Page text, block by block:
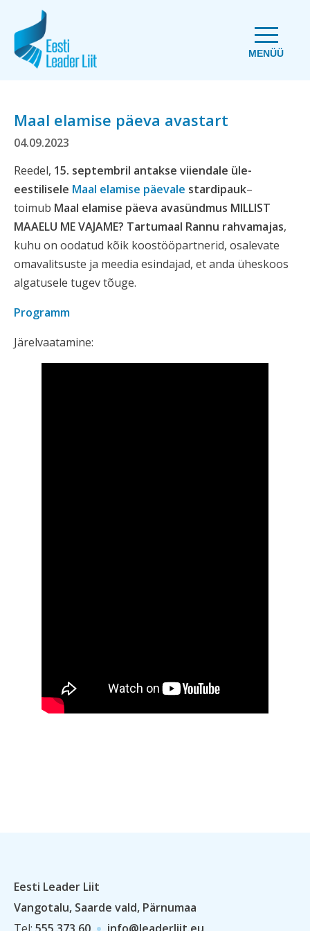
MENÜÜ
Maal elamise päeva avastart
04.09.2023
Reedel, 15. septembril antakse viiendale üle-
eestilisele Maal elamise päevale stardipauk–
toimub Maal elamise päeva avasündmus MILLIST
MAAELU ME VAJAME? Tartumaal Rannu rahvamajas,
kuhu on oodatud kõik koostööpartnerid, osalevate
omavalitsuste ja meedia esindajad, et anda üheskoos
algatusele tugev tõuge.
Programm
Järelvaatamine:
Eesti Leader Liit
Vangotalu, Saarde vald, Pärnumaa